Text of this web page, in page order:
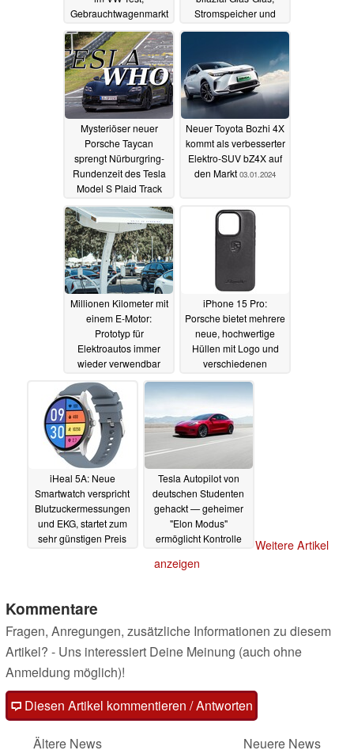
Gebrauchtwagenmarkt
für E-Autos könnte
wiederbelebt werden
07.01.2024
Stromspeicher und
Deye-Hybrid-
43% Rabatt, lokal
07.01.2024
Mysteriöser neuer
Porsche Taycan
sprengt Nürburgring-
Rundenzeit des Tesla
Model S Plaid Track
Pack03.01.2024
Neuer Toyota Bozhi 4X
kommt als verbesserter
Elektro-SUV bZ4X auf
den Markt 03.01.2024
Millionen Kilometer mit
einem E-Motor:
Prototyp für
Elektroautos immer
wieder verwendbar
iPhone 15 Pro:
Porsche bietet mehrere
neue, hochwertige
Hüllen mit Logo und
verschiedenen
Aufdrucken an
02.01.2024
iHeal 5A: Neue
Smartwatch verspricht
Blutzuckermessungen
und EKG, startet zum
sehr günstigen Preis
Tesla Autopilot von
deutschen Studenten
gehackt — geheimer
"Elon Modus"
ermöglicht Kontrolle
Fahrzeugfunktionen
Weitere Artikel
anzeigen
Kommentare
Fragen, Anregungen, zusätzliche Informationen zu diesem
Artikel? - Uns interessiert Deine Meinung (auch ohne
Anmeldung möglich)!
Diesen Artikel kommentieren / Antworten
Ältere News
Neuere News